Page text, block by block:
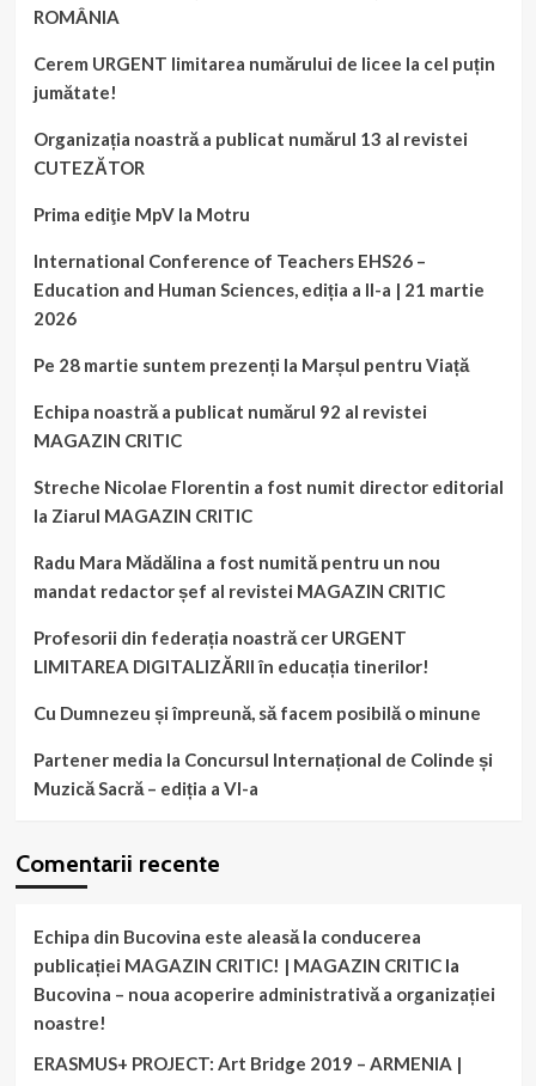
ROMÂNIA
Cerem URGENT limitarea numărului de licee la cel puțin
jumătate!
Organizația noastră a publicat numărul 13 al revistei
CUTEZĂTOR
Prima ediţie MpV la Motru
International Conference of Teachers EHS26 –
Education and Human Sciences, ediția a II-a | 21 martie
2026
Pe 28 martie suntem prezenți la Marșul pentru Viață
Echipa noastră a publicat numărul 92 al revistei
MAGAZIN CRITIC
Streche Nicolae Florentin a fost numit director editorial
la Ziarul MAGAZIN CRITIC
Radu Mara Mădălina a fost numită pentru un nou
mandat redactor șef al revistei MAGAZIN CRITIC
Profesorii din federația noastră cer URGENT
LIMITAREA DIGITALIZĂRII în educația tinerilor!
Cu Dumnezeu și împreună, să facem posibilă o minune
Partener media la Concursul Internațional de Colinde și
Muzică Sacră – ediția a VI-a
Comentarii recente
Echipa din Bucovina este aleasă la conducerea
publicației MAGAZIN CRITIC! | MAGAZIN CRITICla
Bucovina – noua acoperire administrativă a organizației
noastre!
ERASMUS+ PROJECT: Art Bridge 2019 – ARMENIA |